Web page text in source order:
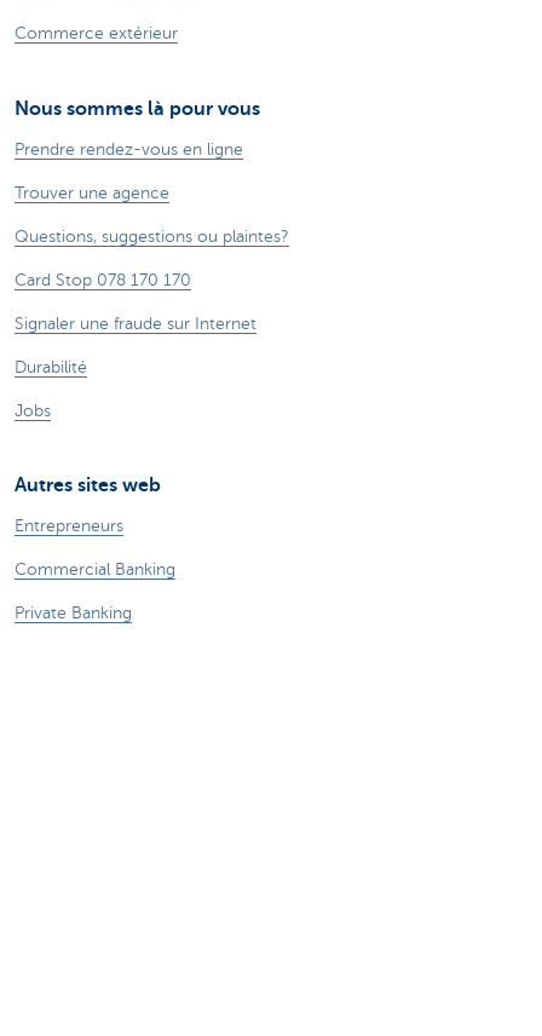
Commerce extérieur
Nous sommes là pour vous
Prendre rendez-vous en ligne
Trouver une agence
Questions, suggestions ou plaintes?
Card Stop 078 170 170
Signaler une fraude sur Internet
Durabilité
Jobs
Autres sites web
Entrepreneurs
Commercial Banking
Private Banking